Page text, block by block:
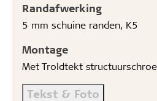
Randafwerking
5 mm schuine randen, K5
Montage
Met Troldtekt
Tekst & Foto